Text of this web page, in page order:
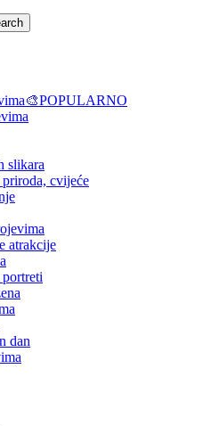
POPULARNO
slikara
cvijeće
atrakcije
dan